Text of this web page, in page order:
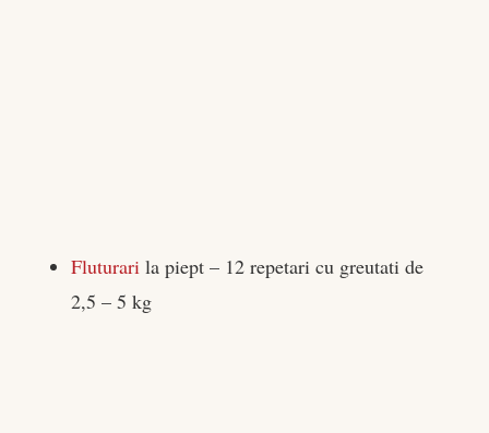
Fluturari la piept – 12 repetari cu greutati de
2,5 – 5 kg